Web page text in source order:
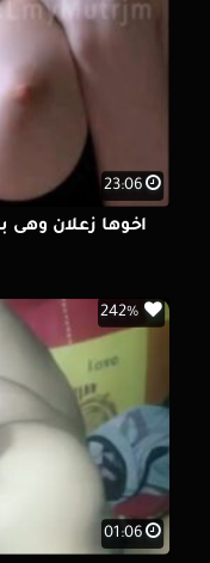
23:06
اخوها زعلان وهى
01:06
242%